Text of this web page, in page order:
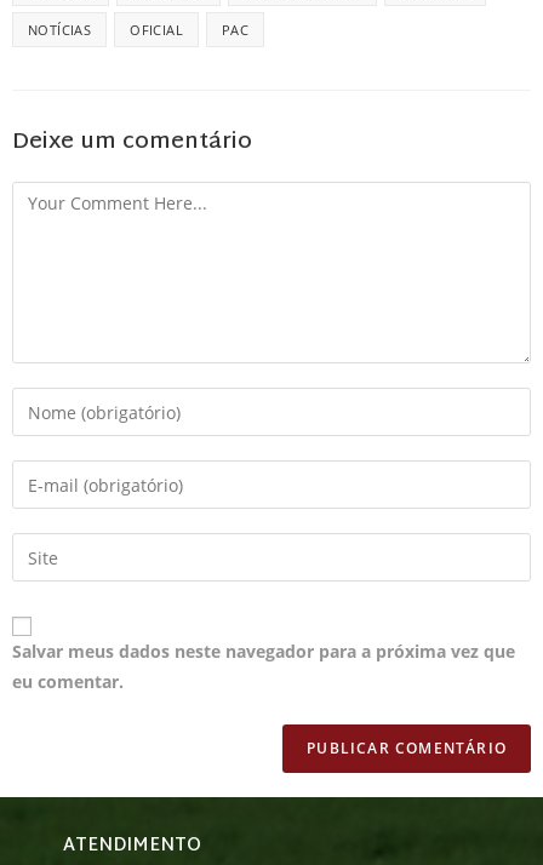
NOTÍCIAS OFICIAL PAC
Deixe um comentário
Salvar meus dados neste navegador para a próxima vez que
eu comentar.
ATENDIMENTO